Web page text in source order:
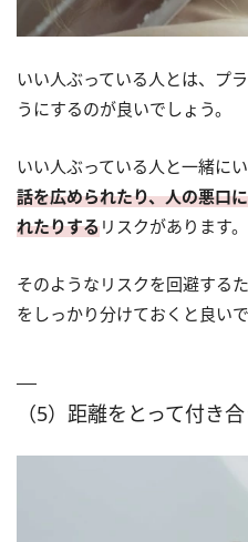
いい人ぶっている人とは、プ
うにするのが良いでしょう。
いい人ぶっている人と一緒にい
話を広められたり、人の悪口
れたりするリスクがあります。
そのようなリスクを回避する
をしっかり分けておくと良いで
（5）距離をとって付き合